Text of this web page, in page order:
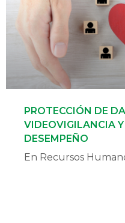
PROTECCIÓN DE
VIDEOVIGILANCIA
DESEMPEÑO
En Recursos